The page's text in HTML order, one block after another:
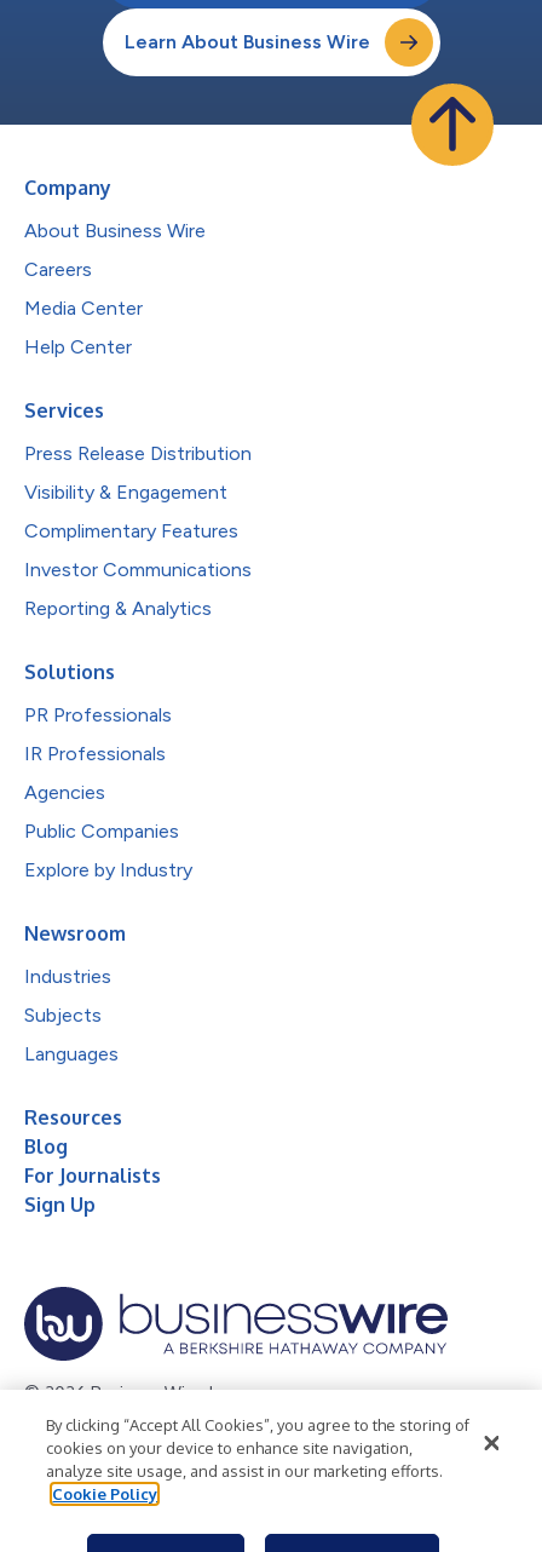
Learn About Business Wire
Company
About Business Wire
Careers
Media Center
Help Center
Services
Press Release Distribution
Visibility & Engagement
Complimentary Features
Investor Communications
Reporting & Analytics
Solutions
PR Professionals
IR Professionals
Agencies
Public Companies
Explore by Industry
Newsroom
Industries
Subjects
Languages
Resources
Blog
For Journalists
Sign Up
© 2026 Business Wire, Inc.
Privacy Policy Cookie Policy
Accessibility Statement
Terms of Use
Legal
By clicking “Accept All Cookies”, you agree to the storing of
cookies on your device to enhance site navigation,
analyze site usage, and assist in our marketing efforts.
Cookie Policy